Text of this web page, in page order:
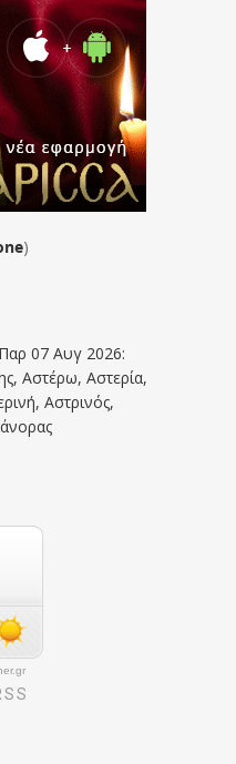
)
07 Αυγ 2026:
Αστέρω, Αστερία,
Αστρινός,